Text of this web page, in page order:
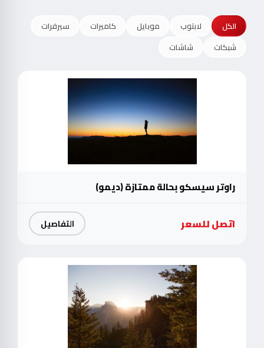
الكل لابتوب موبايل كاميرات
سيرفرات
شبكات
شاشات
راوتر سيسكو بحالة ممتازة (ديمو)
اتصل للسعر التفاصيل